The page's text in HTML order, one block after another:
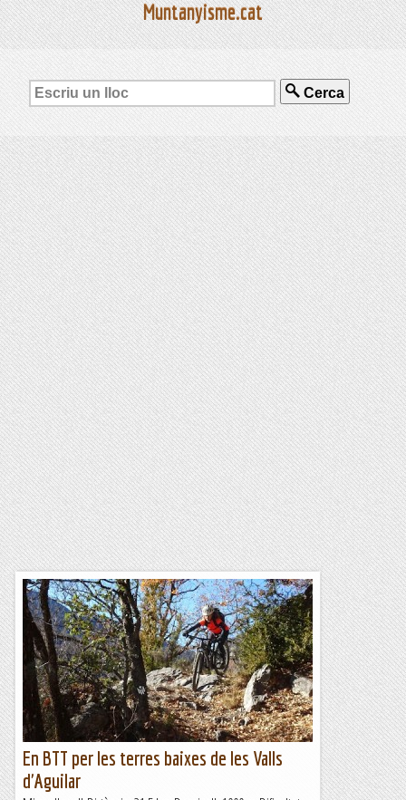
Muntanyisme.cat
Cerca
En BTT per les terres baixes de les Valls
d'Aguilar